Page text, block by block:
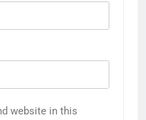
website in this